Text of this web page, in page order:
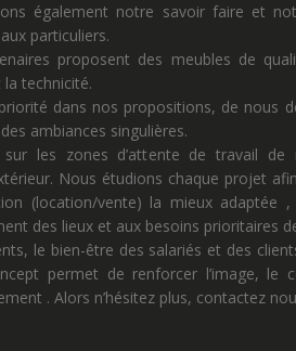
également notre savoir faire et
particuliers.
proposent des meubles de
technicité.
dans nos propositions, de nous
ambiances singulières.
sur les zones d’attente de travail de
Nous étudions chaque projet
(location/vente) la mieux adaptée
des lieux et aux besoins prioritaires
le bien-être des salariés et des
permet de renforcer l’image, le
. Alors n’hésitez plus, contactez